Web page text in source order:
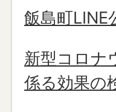
飯島町LINE
新型コロナ
係る効果の